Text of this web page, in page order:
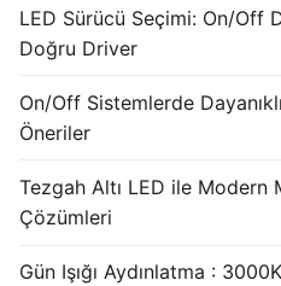
LED Sürücü Seçimi: On/Off
Doğru Driver
On/Off Sistemlerde
Öneriler
Tezgah Altı LED ile Modern
Çözümleri
Gün Işığı Aydınlatma :